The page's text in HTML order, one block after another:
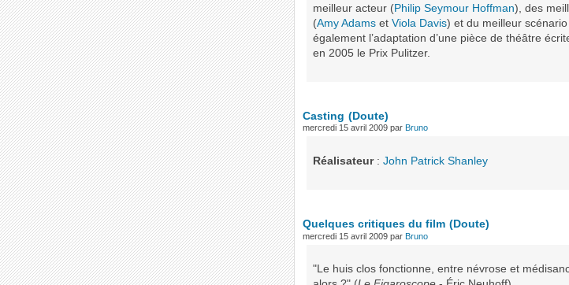
meilleur acteur (Philip Seymour Hoffman), des
(Amy Adamset Viola Davis) et du meilleur
également l’adaptation d’une pièce de théâtre
en 2005 le Prix Pulitzer.
Casting (Doute)
mercredi 15 avril 2009 par Bruno
Réalisateur: John Patrick Shanley
Quelques critiques du film (Doute)
mercredi 15 avril 2009 par Bruno
"Le huis clos fonctionne, entre névrose et